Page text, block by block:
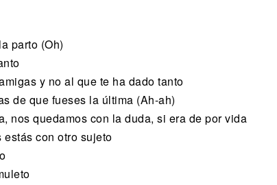
parto (Oh)
y no al que te ha dado tanto
de que fueses la última (Ah-ah)
nos quedamos con la duda, si era de por vida
con otro sujeto